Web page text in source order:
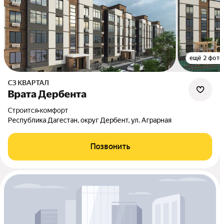
ещё 2
СЗ КВАРТАЛ
Врата Дербента
Строится•комфорт
Республика Дагестан, округ Дербент, ул. Аграрная
Позвонить